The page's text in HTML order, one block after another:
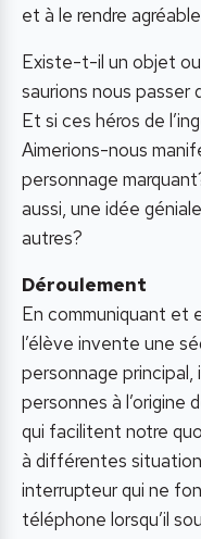
et à le rendre
Existe-t-il un objet
saurions nous passer
Et si ces héros de
Aimerions-nous
personnage
aussi, une idée
autres?
Déroulement
En communiquant et
l’élève invente une
personnage principal,
personnes à l’origine
qui facilitent notre
à différentes
interrupteur qui ne
téléphone lorsqu’il